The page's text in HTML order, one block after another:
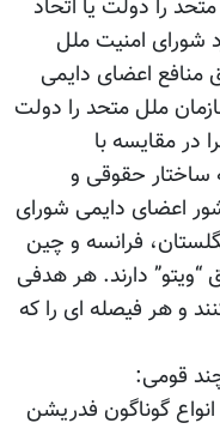
را دولت یا اتحاد
شورای امنیت ملل
منافع اعضای دایمی
ملل متحد را دولت
در مقایسه با
ساختار حقوقی و
اعضای دایمی شورای
فرانسه و چین
دارند. هر هدفی
و هر فیصله ای را که
قومی:
گوناگون فدریشن